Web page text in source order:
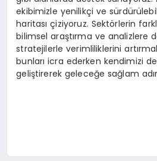
ekibimizle yenilikçi ve
haritası çiziyoruz. Sektörlerin
bilimsel araştırma ve analizlere
stratejilerle verimliliklerini
bunları icra ederken kendimizi
geliştirerek geleceğe sağlam